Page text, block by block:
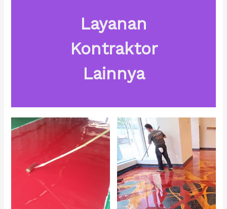
Layanan
Kontraktor
Lainnya